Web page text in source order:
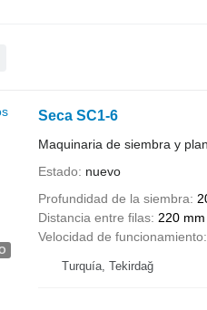
Seca SC1-6
Maquinaria de siembra y
Estado
nuevo
Profundidad de la siembra
Distancia entre filas 220 mm
Velocidad de funcionamiento
Turquía, Tekirdağ